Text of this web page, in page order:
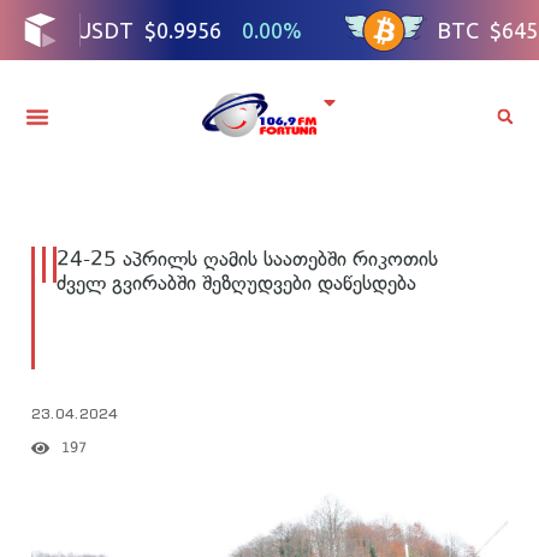
24-25 აპრილს ღამის საათებში რიკოთის
ძველ გვირაბში შეზღუდვები დაწესდება
23.04.2024
197